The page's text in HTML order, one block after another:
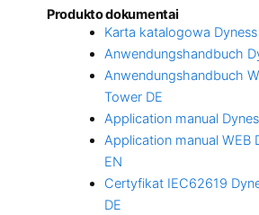
Produkto dokumentai
Karta katalogowa
Anwendungshandbuch
Anwendungshandbuch
Tower DE
Application manual
Application manual WEB
EN
Certyfikat IEC62619
DE